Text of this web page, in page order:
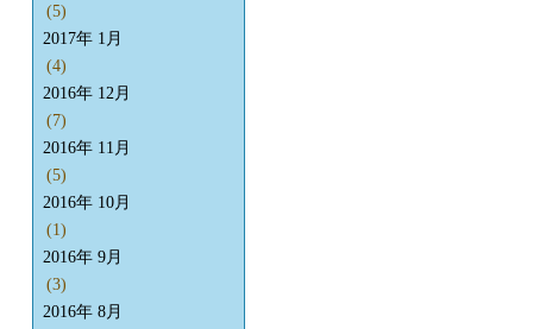
(5)
2017年 1月
(4)
2016年 12月
(7)
2016年 11月
(5)
2016年 10月
(1)
2016年 9月
(3)
2016年 8月